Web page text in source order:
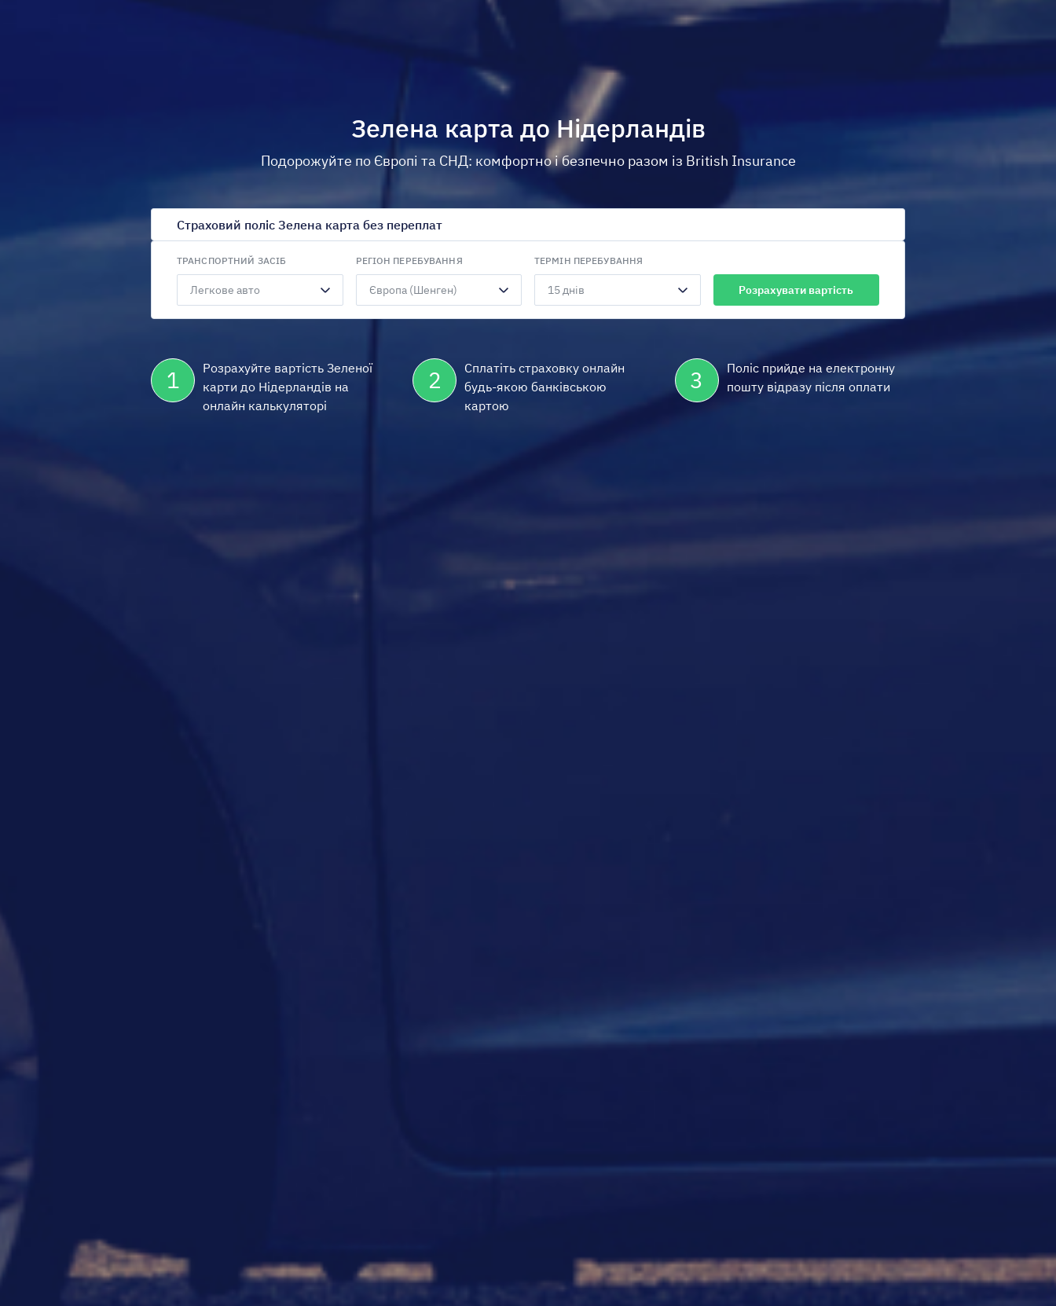
Зелена карта до Нідерландів
Подорожуйте по Європі та СНД: комфортно і безпечно разом із British Insurance
Страховий поліс Зелена карта без переплат
ТРАНСПОРТНИЙ ЗАСІБ РЕГІОН ПЕРЕБУВАННЯ ТЕРМІН ПЕРЕБУВАННЯ
1
Розрахуйте вартість Зеленої
карти до Нідерландів на
онлайн калькуляторі
2
Сплатіть страховку онлайн
будь-якою банківською
картою
3
Поліс прийде на електронну
пошту відразу після оплати